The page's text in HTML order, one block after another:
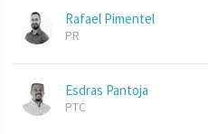
Rafael Pimentel
PR
Esdras Pantoja
PTC